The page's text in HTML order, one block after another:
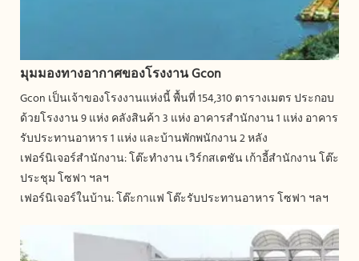
มุมมองทางอากาศของโรงงาน Gcon
Gcon เป็นเจ้าของโรงงานแห่งนี้ พื้นที่ 154,310 ตารางเมตร ประกอบ
ด้วยโรงงาน 9 แห่ง คลังสินค้า 3 แห่ง อาคารสำนักงาน 1 แห่ง อาคาร
รับประทานอาหาร 1 แห่ง และบ้านพักพนักงาน 2 หลัง
เฟอร์นิเจอร์สำนักงาน: โต๊ะทำงาน เวิร์กสเตชัน เก้าอี้สำนักงาน โต๊ะ
ประชุม โซฟา ฯลฯ
เฟอร์นิเจอร์ในบ้าน: โต๊ะกาแฟ โต๊ะรับประทานอาหาร โซฟา ฯลฯ